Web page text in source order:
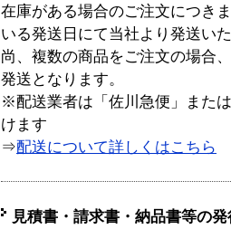
在庫がある場合のご注文につき
いる発送日にて当社より発送い
尚、複数の商品をご注文の場合
発送となります。
※配送業者は「佐川急便」また
けます
⇒配送について詳しくはこちら
見積書・請求書・納品書等の